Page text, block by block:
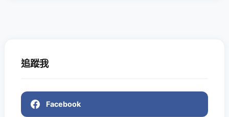
追蹤我
Facebook